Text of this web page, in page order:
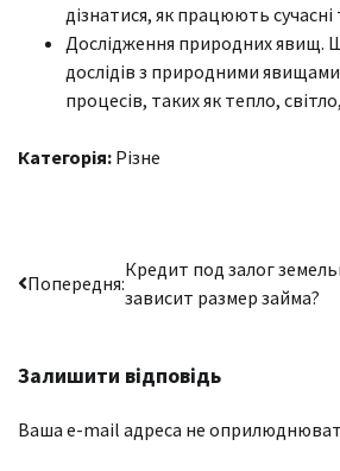
дізнатися, як працюють
Дoслідження приpодних явищ.
дослідів з природними
процесів, таких як тепло,
Категорія: Різне
Навігація
Попередня:
Кредит под залог
зависит размер займа?
Залишити відповідь
Ваша e-mail адреса не